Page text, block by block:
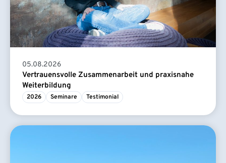
05.08.2026
Vertrauensvolle Zusammenarbeit und praxisnahe
Weiterbildung
2026 Seminare Testimonial